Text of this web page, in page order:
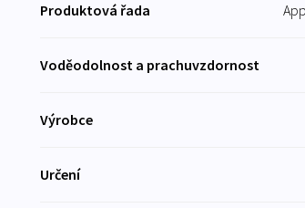
Produktová řada
Voděodolnost a prachuvzdornost
Výrobce
Určení